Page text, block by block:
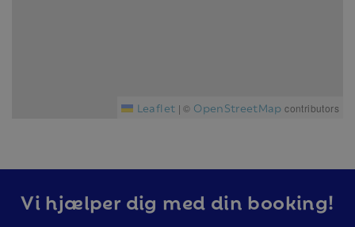
Leaflet | © OpenStreetMap contributors
Vi hjælper dig med din booking!